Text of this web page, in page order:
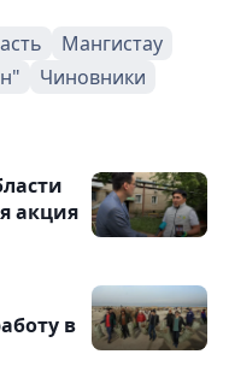
Мангистау
Чиновники
акция
в